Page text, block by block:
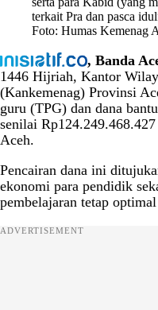
terkait Pra dan pasca
Foto: Humas Kemenag
, Banda
1446 Hijriah, Kantor
(Kankemenag) Provinsi
guru (TPG) dan dana
senilai
Aceh.
Pencairan dana ini
ekonomi para pendidik
pembelajaran tetap
ADVERTISEMENT